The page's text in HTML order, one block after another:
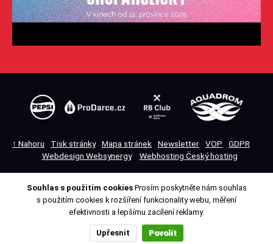
↑ Nahoru Tisk stránky Mapa stránek Newsletter VOP
GDPR
Webdesign Websynergy
Webhosting Český hosting
Přepnout na desktopovou verzi
Souhlas s použitím cookiesProsím poskytněte nám souhlas
s použitím cookies k rozšíření funkcionality webu, měření
efektivnosti a lepšímu zacílení reklamy.
Upřesnit Povolit